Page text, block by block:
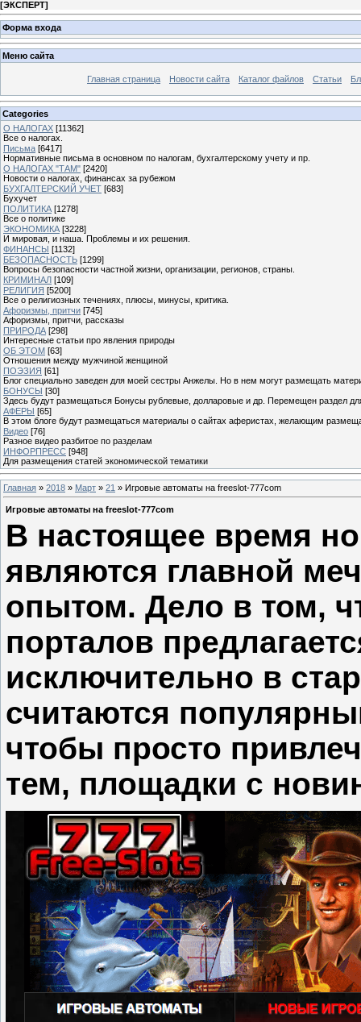
[ЭКСПЕРТ]
Форма входа
Меню сайта
Главная страница Новости сайта Каталог файлов Статьи
Categories
О НАЛОГАХ [11362]
Все о налогах.
Письма [6417]
Нормативные письма в основном по налогам, бухгалтерскому учету и пр.
О НАЛОГАХ "ТАМ" [2420]
Новости о налогах, финансах за рубежом
БУХГАЛТЕРСКИЙ УЧЕТ [683]
Бухучет
ПОЛИТИКА [1278]
Все о политике
ЭКОНОМИКА [3228]
И мировая, и наша. Проблемы и их решения.
ФИНАНСЫ [1132]
БЕЗОПАСНОСТЬ [1299]
Вопросы безопасности частной жизни, организации, регионов, страны.
КРИМИНАЛ [109]
РЕЛИГИЯ [5200]
Все о религиозных течениях, плюсы, минусы, критика.
Афоризмы, притчи [745]
Афоризмы, притчи, рассказы
ПРИРОДА [298]
Интересные статьи про явления природы
ОБ ЭТОМ [63]
Отношения между мужчиной женщиной
ПОЭЗИЯ [61]
Блог специально заведен для моей сестры Анжелы. Но в нем могут размещать
БОНУСЫ [30]
Здесь будут размещаться Бонусы рублевые, долларовые и др. Перемещен раздел
АФЕРЫ [65]
В этом блоге будут размещаться материалы о сайтах аферистах, желающим
Видео [76]
Разное видео разбитое по разделам
ИНФОРПРЕСС [948]
Для размещения статей экономической тематики
Главная » 2018 » Март » 21 » Игровые автоматы на freeslot-777com
Игровые автоматы на freeslot-777com
В настоящее время
являются главной
опытом. Дело в том,
порталов
исключительно в
считаются
чтобы просто
тем, площадки с